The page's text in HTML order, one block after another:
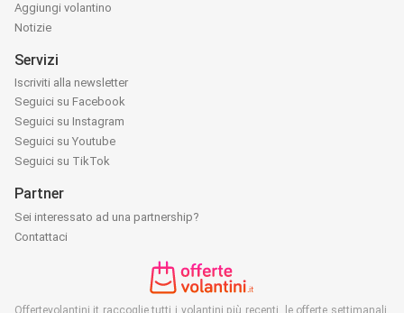
Aggiungi volantino
Notizie
Servizi
Iscriviti alla newsletter
Seguici su Facebook
Seguici su Instagram
Seguici su Youtube
Seguici su TikTok
Partner
Sei interessato ad una partnership?
Contattaci
Offertevolantini.it raccoglie tutti i volantini più recenti, le offerte settimanali,